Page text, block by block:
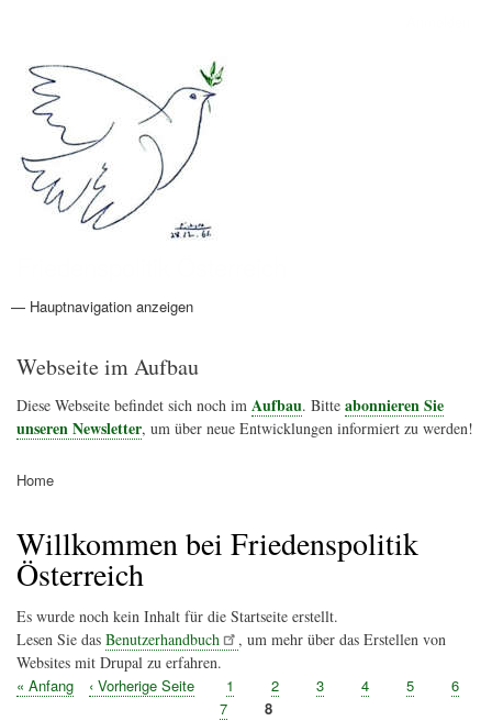
Hauptnavigation
— Hauptnavigation anzeigen
Aktionen
Friedensbewegung
Friedensprojekte
Home
Konflikte
Links
Narichtenlinks
News
Politik
Termine
Texte
Kunst
Friedensexperten
Friedensforschung
Friedensinitiativen
Friedensnachrichten
Webseite im Aufbau
Diese Webseite befindet sich noch im Aufbau. Bitte abonnieren Sie
unseren Newsletter, um über neue Entwicklungen informiert zu werden!
Home
Willkommen bei Friedenspolitik
Österreich
Es wurde noch kein Inhalt für die Startseite erstellt.
Lesen Sie das Benutzerhandbuch
, um mehr über das Erstellen von
Websites mit Drupal zu erfahren.
Seitennummerierung
Erste
« Anfang
Vorherige
‹ Vorherige Seite Seite
1 Seite
2 Seite
3 Seite
4 Seite
5 Seite
6
Seite
7 Seite
8